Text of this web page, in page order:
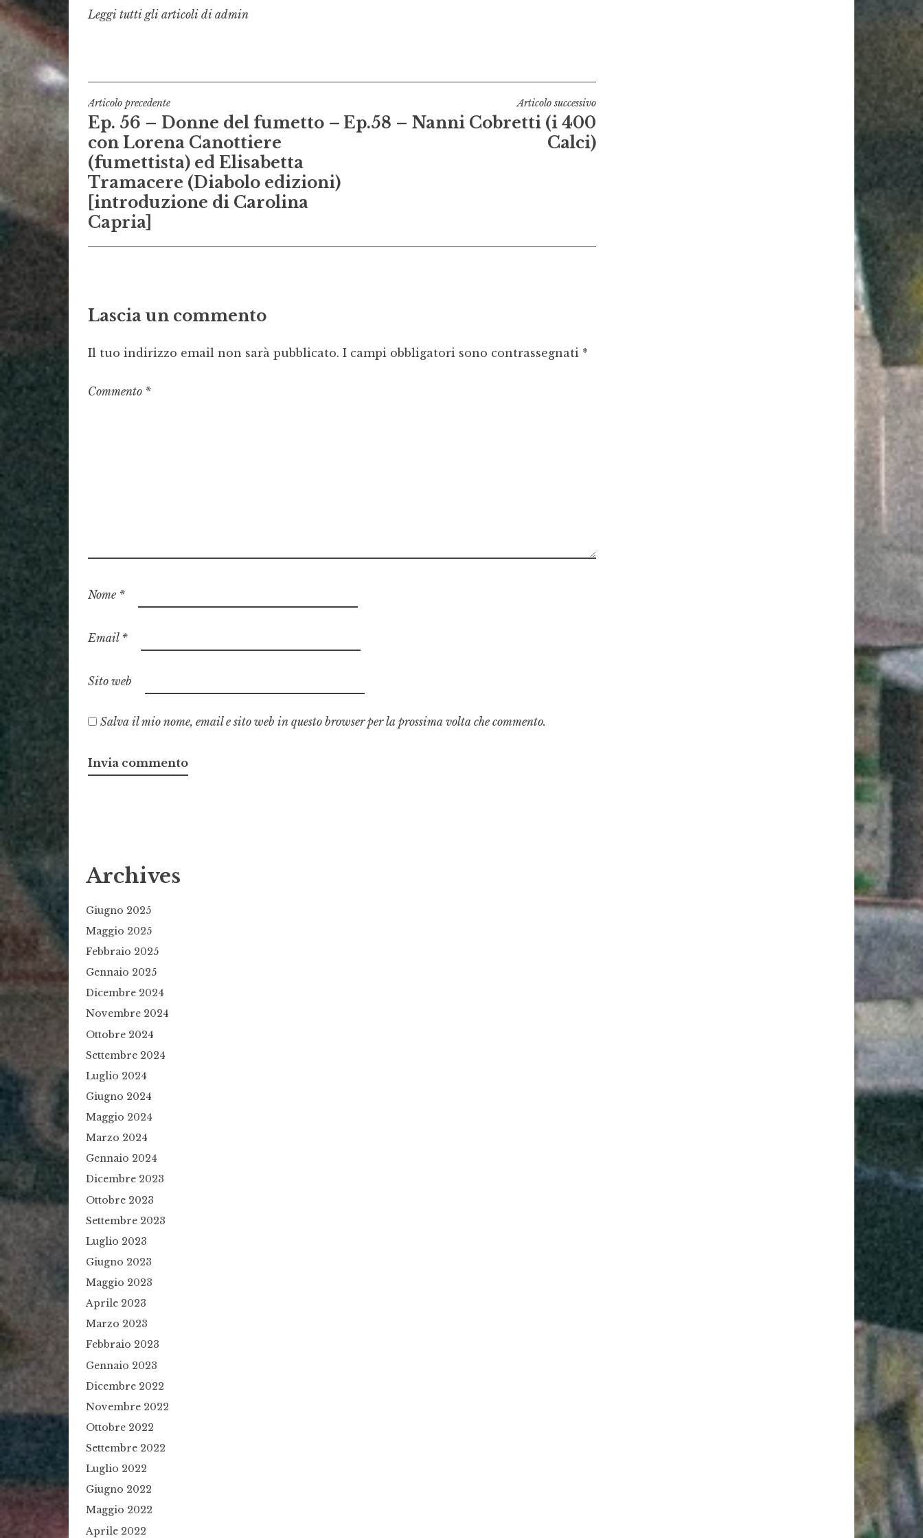
Leggi tutti gli articoli di admin
Navigazione
articoli
Articolo precedente
Ep. 56 – Donne del fumetto –
con Lorena Canottiere
(fumettista) ed Elisabetta
Tramacere (Diabolo edizioni)
[introduzione di Carolina
Capria]
Articolo successivo
Ep.58 – Nanni Cobretti (i 400
Calci)
Lascia un commento
Il tuo indirizzo email non sarà pubblicato. I campi obbligatori sono contrassegnati *
Commento *
Nome *
Email *
Sito web
Salva il mio nome, email e sito web in questo browser per la prossima volta che commento.
Archives
Giugno 2025
Maggio 2025
Febbraio 2025
Gennaio 2025
Dicembre 2024
Novembre 2024
Ottobre 2024
Settembre 2024
Luglio 2024
Giugno 2024
Maggio 2024
Marzo 2024
Gennaio 2024
Dicembre 2023
Ottobre 2023
Settembre 2023
Luglio 2023
Giugno 2023
Maggio 2023
Aprile 2023
Marzo 2023
Febbraio 2023
Gennaio 2023
Dicembre 2022
Novembre 2022
Ottobre 2022
Settembre 2022
Luglio 2022
Giugno 2022
Maggio 2022
Aprile 2022